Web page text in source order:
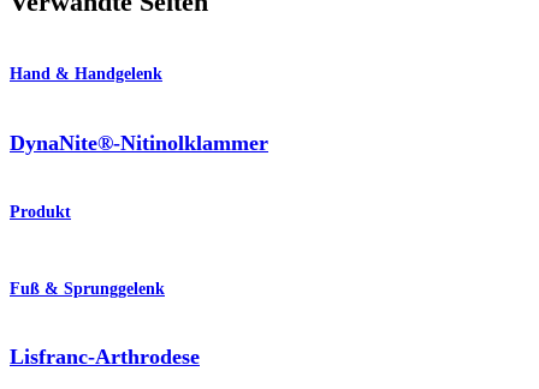
Hand & Handgelenk
DynaNite®-Nitinolklammer
Produkt
Fuß & Sprunggelenk
Lisfranc-Arthrodese